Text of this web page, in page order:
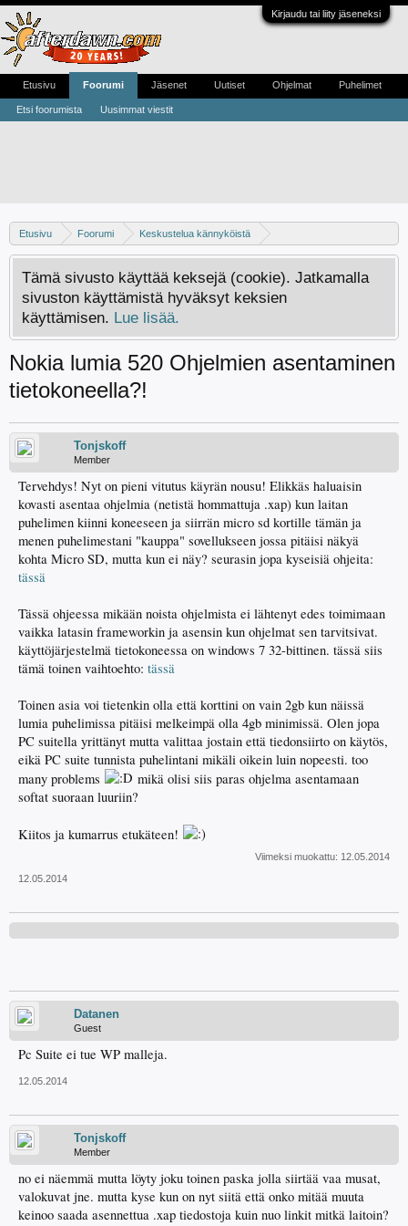
Kirjaudu tai liity jäseneksi
Etusivu Foorumi
Keskustelua kännyköistä
Muut kännykkävalmistajat
Windows Phone
Tämä sivusto käyttää keksejä (cookie). Jatkamalla
sivuston käyttämistä hyväksyt keksien
käyttämisen. Lue lisää.
Nokia lumia 520 Ohjelmien asentaminen
tietokoneella?!
Tonjskoff
Member
Tervehdys! Nyt on pieni vitutus käyrän nousu! Elikkäs haluaisin
kovasti asentaa ohjelmia (netistä hommattuja .xap) kun laitan
puhelimen kiinni koneeseen ja siirrän micro sd kortille tämän ja
menen puhelimestani "kauppa" sovellukseen jossa pitäisi näkyä
kohta Micro SD, mutta kun ei näy? seurasin jopa kyseisiä ohjeita:
tässä
Tässä ohjeessa mikään noista ohjelmista ei lähtenyt edes toimimaan
vaikka latasin frameworkin ja asensin kun ohjelmat sen tarvitsivat.
käyttöjärjestelmä tietokoneessa on windows 7 32-bittinen. tässä siis
tämä toinen vaihtoehto: tässä
Toinen asia voi tietenkin olla että korttini on vain 2gb kun näissä
lumia puhelimissa pitäisi melkeimpä olla 4gb minimissä. Olen jopa
PC suitella yrittänyt mutta valittaa jostain että tiedonsiirto on käytös,
eikä PC suite tunnista puhelintani mikäli oikein luin nopeesti. too
many problems
mikä olisi siis paras ohjelma asentamaan
softat suoraan luuriin?
Kiitos ja kumarrus etukäteen!
Viimeksi muokattu: 12.05.2014
12.05.2014
Datanen
Guest
Pc Suite ei tue WP malleja.
12.05.2014
Tonjskoff
Member
no ei näemmä mutta löyty joku toinen paska jolla siirtää vaa musat,
valokuvat jne. mutta kyse kun on nyt siitä että onko mitää muuta
keinoo saada asennettua .xap tiedostoja kuin nuo linkit mitkä laitoin?
Etusivu Foorumi
Etsi foorumista Uusimmat viestit
Jäsenet Uutiset Ohjelmat Puhelimet